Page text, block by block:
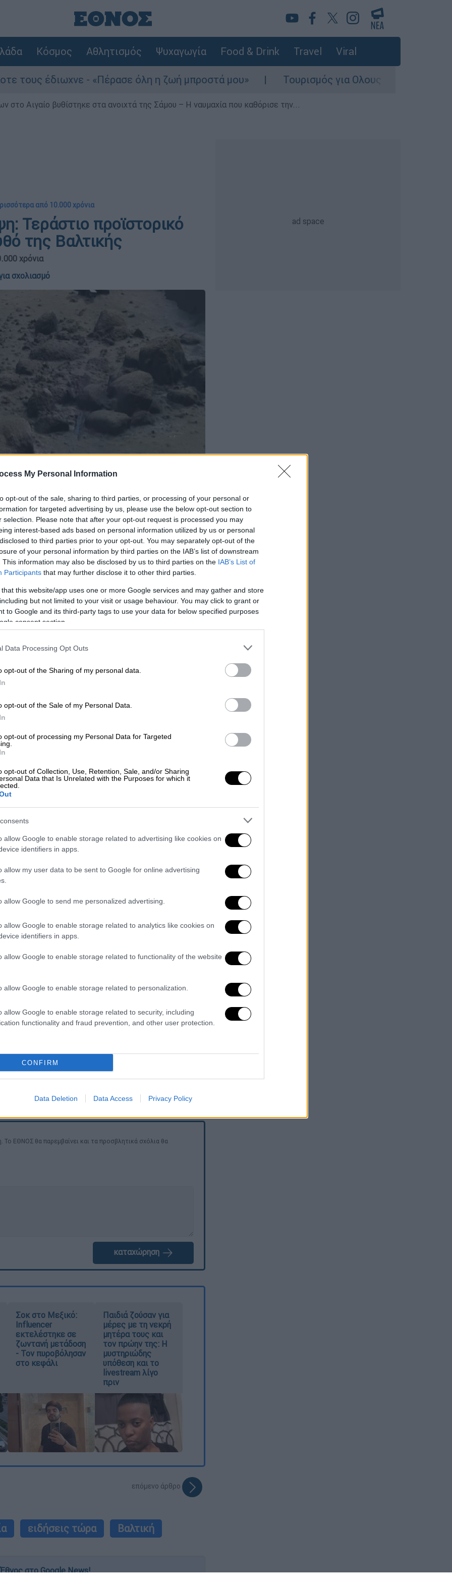
My Personal Information
opt-out of the sale, sharing to third parties, or processing of your personal or
for targeted advertising by us, please use the below opt-out section to
selection. Please note that after your opt-out request is processed you may
interest-based ads based on personal information utilized by us or personal
to third parties prior to your opt-out. You may separately opt-out of the
of your personal information by third parties on the IAB’s list of downstream
This information may also be disclosed by us to third parties on the IAB’s List of
Participants that may further disclose it to other third parties.
that this website/app uses one or more Google services and may gather and store
but not limited to your visit or usage behaviour. You may click to grant or
to Google and its third-party tags to use your data for below specified purposes
consent section.
Data Processing Opt Outs
opt-out of the Sharing of my personal data.
opt-out of the Sale of my Personal Data.
opt-out of processing my Personal Data for Targeted
opt-out of Collection, Use, Retention, Sale, and/or Sharing
Data that Is Unrelated with the Purposes for which it
allow Google to enable storage related to advertising like cookies on
identifiers in apps.
allow my user data to be sent to Google for online advertising
allow Google to send me personalized advertising.
allow Google to enable storage related to analytics like cookies on
identifiers in apps.
allow Google to enable storage related to functionality of the website
allow Google to enable storage related to personalization.
allow Google to enable storage related to security, including
functionality and fraud prevention, and other user protection.
CONFIRM
Data Deletion Data Access Privacy Policy
Κόσμος Αθλητισμός Ψυχαγωγία Food & Drink Travel Viral
- «Πέρασε όλη η ζωή μπροστά μου» Τουρισμός για Ολους 2026-2027: Τα SOS
στο Αιγαίο βυθίστηκε στα ανοιχτά της Σάμου – Η ναυμαχία που καθόρισε την...
από 10.000 χρόνια
Τεράστιο προϊστορικό
της Βαλτικής
χρόνια
σχολιασμό
το ΕΘΝΟΣ στη Google
εποχή του λίθουκαι θεωρείται η
ο άνθρωπος στηνΕυρώπη,
νερά τηςΒαλτικής Θάλασσας
από 10.000 χρόνια
το οποίο εκτείνεται σε μήκος σχεδόν ενός
του
, οπότε και οι επιστήμονες έκαναν χρήση
που ονομάστηκεBlinkerwall,
που φαίνεται να έχουν
300 μεγαλύτερους ογκόλιθους,πολλοί
να τους έχουν μετακινήσει άνθρωποι.
ως «
ερευνητές πιστεύουν ότι
λίμνη ή βάλτο πριν από περισσότερα
να αποδειχθεί, οι επιστήμονες
για τους κυνηγούς που κυνηγούσαν
αυτές τις δομές, δεν προσπαθούσαν να
Geersen από τo Warnemunde.
τα ζώα να εισέλθουν στη γειτονική
τα εύκολη λεία για τους ανθρώπους.
μπορεί να είναι θαμμένο στα
με τα όσα δημοσιεύονται στο
Sciences.
δρόμος, πιθανώς βυθίστηκε με την
τοποθετείται «στην εμβέλεια των
αρχιτεκτονικής στον κόσμο»
ΕΘΝΟΣ θα παρεμβαίνει και τα προσβλητικά σχόλια θα
καταχώρηση
Σοκ στο Μεξικό:
Influencer
εκτελέστηκε σε
ζωντανή μετάδοση
- Τον πυροβόλησαν
στο κεφάλι
Παιδιά ζούσαν για
μέρες με τη νεκρή
μητέρα τους και
τον πρώην της: Η
μυστηριώδης
υπόθεση και το
livestream λίγο
πριν
επόμενο άρθρο
ειδήσεις τώρα Βαλτική
στο Google News!